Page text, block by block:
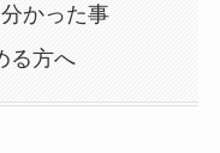
かった事
る方へ